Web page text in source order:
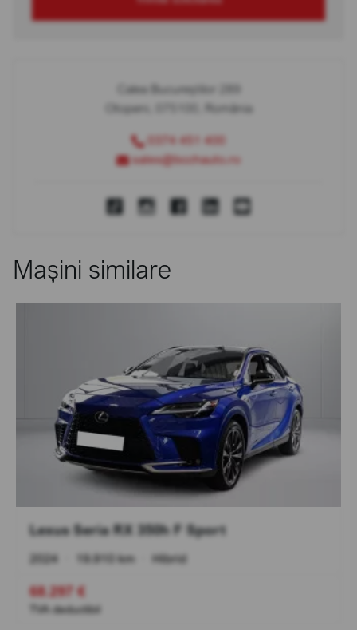
Calea Bucureștilor 289
Otopeni, 075100, România
0374 451 400
sales@bcchauto.ro
Mașini similare
Lexus Seria RX 350h F Sport
2024 19.910 km Hibrid
68.297 €
TVA deductibil